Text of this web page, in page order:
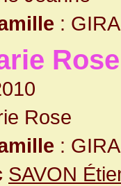
:
Rose
Rose
:
SAVON